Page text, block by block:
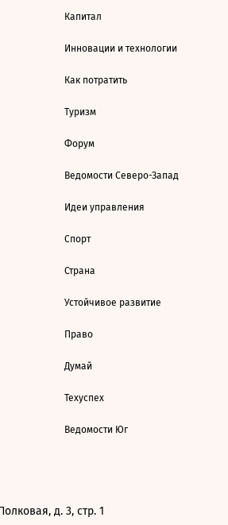
Капитал
Инновации и технологии
Как потратить
Туризм
Форум
Ведомости Северо-Запад
Идеи управления
Спорт
Страна
Устойчивое развитие
Право
Думай
Техуспех
Ведомости Юг
д. 3, стр. 1